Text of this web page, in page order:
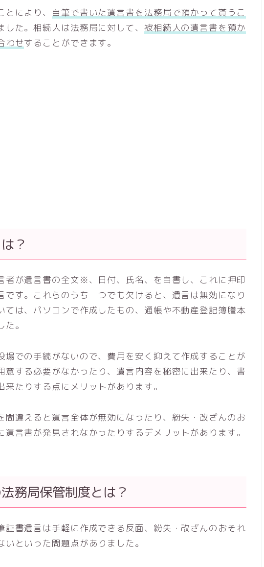
により、 自筆で書いた遺言書を法務局で預かって貰うこ
した。相続人は法務局に対して、 被相続人の遺言書を預か
わせすることができます。
？
者が遺言書の全文※、日付、氏名、を自書し、これに押印
です。これらのうち一つでも欠けると、遺言は無効になり
は、パソコンで作成したもの、通帳や不動産登記簿謄本
。
場での手続がないので、費用を安く抑えて作成することが
意する必要がなかったり、遺言内容を秘密に出来たり、書
たりする点にメリットがあります。
間違えると遺言全体が無効になったり、紛失・改ざんのお
言書が発見されなかったりするデメリットがあります。
務局保管制度とは？
証書遺言は手軽に作成できる反面、紛失・改ざんのおそれ
といった問題点がありました。